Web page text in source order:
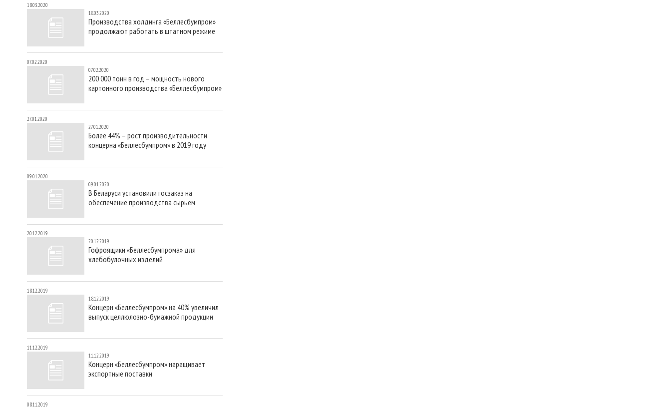
18.03.2020
18.03.2020
Производства холдинга «Беллесбумпром»
продолжают работать в штатном режиме
07.02.2020
07.02.2020
200 000 тонн в год – мощность нового
картонного производства «Беллесбумпром»
27.01.2020
27.01.2020
Более 44% – рост производительности
концерна «Беллесбумпром» в 2019 году
09.01.2020
09.01.2020
В Беларуси установили госзаказ на
обеспечение производства сырьем
20.12.2019
20.12.2019
Гофроящики «Беллесбумпрома» для
хлебобулочных изделий
18.12.2019
18.12.2019
Концерн «Беллесбумпром» на 40% увеличил
выпуск целлюлозно-бумажной продукции
11.12.2019
11.12.2019
Концерн «Беллесбумпром» наращивает
экспортные поставки
08.11.2019